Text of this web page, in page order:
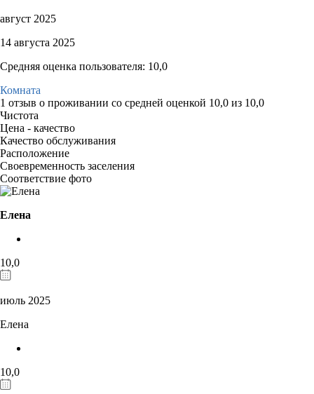
август 2025
14 августа 2025
Средняя оценка пользователя: 10,0
Комната
1 отзыв о проживании со средней оценкой 10,0 из 10,0
Чистота
Цена - качество
Качество обслуживания
Расположение
Своевременность заселения
Соответствие фото
Елена
10,0
июль 2025
Елена
10,0